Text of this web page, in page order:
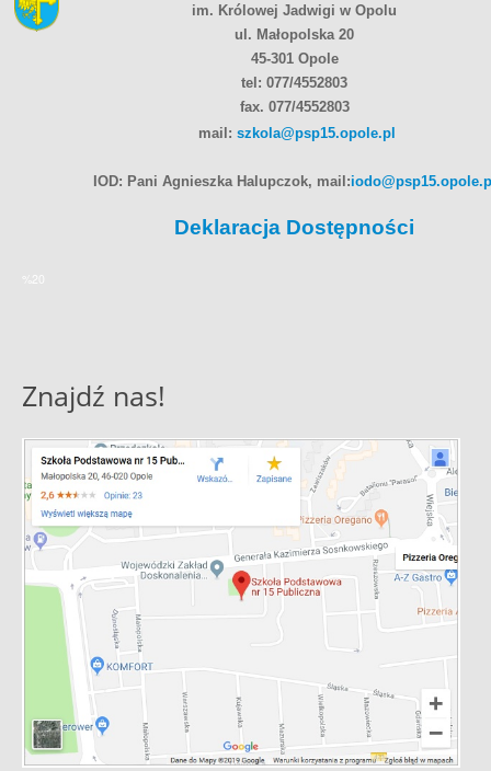
im. Królowej Jadwigi w Opolu
ul. Małopolska 20
45-301 Opole
tel: 077/4552803
fax. 077/4552803
mail: szkola@psp15.opole.pl
IOD: Pani Agnieszka Halupczok, mail:
Deklaracja Dostępności
Znajdź nas!